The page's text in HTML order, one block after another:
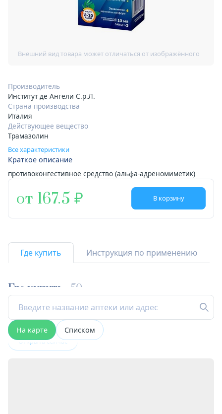
Производитель
Институт де Ангели С.р.Л.
Страна производства
Италия
Действующее вещество
Трамазолин
Все характеристики
Краткое описание
противоконгестивное средство (альфа-адреномиметик)
от 167.5 В корзину
Где купить Инструкция по применению
Где купить 50
На карте Списком
Открыта сейчас